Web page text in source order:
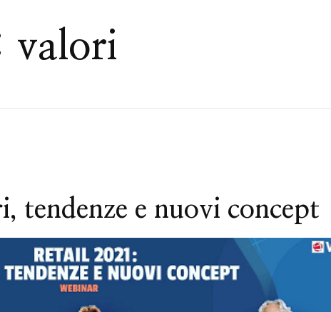
valori
tendenze e nuovi concept